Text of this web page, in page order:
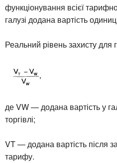
функціонування всієї
галузі додана вартість
Реальний рівень захисту для
де VW — додана вартість у
торгівлі;
VT — додана вартість після
тарифу.